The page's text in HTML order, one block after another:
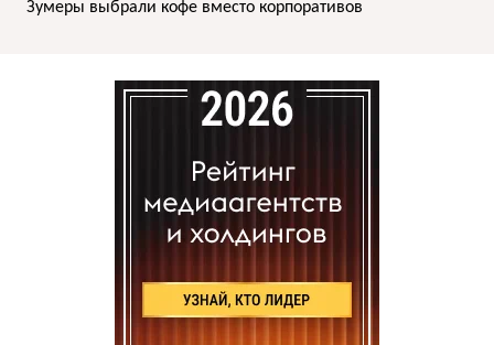
Зумеры выбрали кофе вместо корпоративов